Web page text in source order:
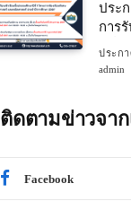
ประก
การ
ปีที่ 1
วิทย
ประกา
admin
ติดตามข่าวจาก
Facebook